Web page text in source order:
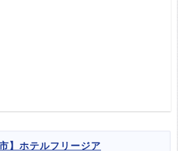
市】ホテルフリージア